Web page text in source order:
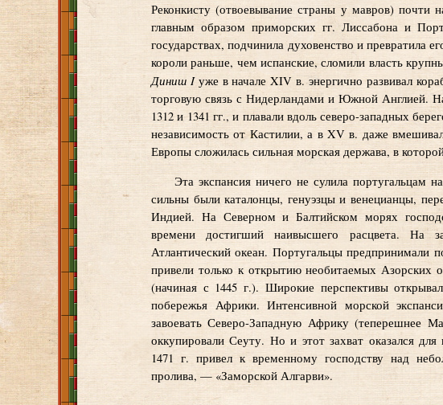
Реконкисту (отвоевывание страны у мавров) почти
главным образом приморских гг. Лиссабона и
государствах, подчинила духовенство и превратила
короли раньше, чем испанские, сломили власть
Диниш Iуже в начале XIV в. энергично развивал
торговую связь с Нидерландами и Южной Англией.
1312 и 1341 гг., и плавали вдоль северо-западных
независимость от Кастилии, а в XV в. даже
Европы сложилась сильная морская держава, в
Эта экспансия ничего не сулила португальцам
сильны были каталонцы, генуэзцы и венецианцы,
Индией. На Северном и Балтийском морях
времени достигший наивысшего расцвета. На
Атлантический океан. Португальцы предпринимали
привели только к открытию необитаемых Азорских
(начиная с 1445 г.). Широкие перспективы
побережья Африки. Интенсивной морской
завоевать Северо-Западную Африку (теперешнее
оккупировали Сеуту. Но и этот захват оказался
1471 г. привел к временному господству над
пролива, — «Заморской Алгарви».